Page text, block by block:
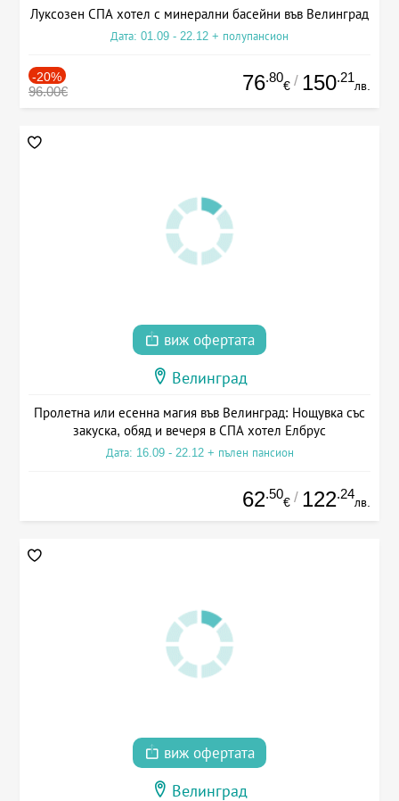
Луксозен СПА хотел с минерални басейни във Велинград
Дата: 01.09 - 22.12 + полупансион
-20%
96.00€ 76.80
€ / 150.21
лв.
виж офертата
Велинград
Пролетна или есенна магия във Велинград: Нощувка със
закуска, обяд и вечеря в СПА хотел Елбрус
Дата: 16.09 - 22.12 + пълен пансион
62.50
€ / 122.24
лв.
виж офертата
Велинград